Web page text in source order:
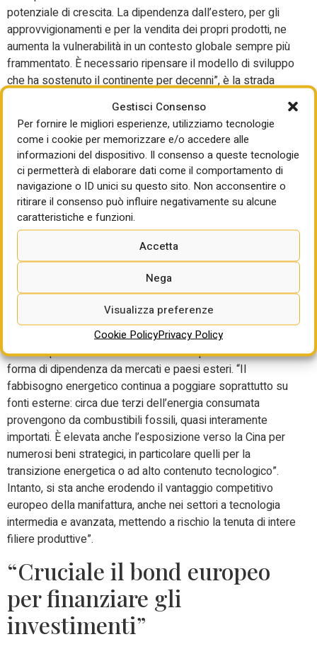
Gestisci Consenso
Per fornire le migliori esperienze, utilizziamo tecnologie
come i cookie per memorizzare e/o accedere alle
informazioni del dispositivo. Il consenso a queste tecnologie
ci permetterà di elaborare dati come il comportamento di
navigazione o ID unici su questo sito. Non acconsentire o
ritirare il consenso può influire negativamente su alcune
caratteristiche e funzioni.
Accetta
Nega
Visualizza preferenze
Cookie PolicyPrivacy Policy
potenziale di crescita. La dipendenza dall’estero, per gli
approvvigionamenti e per la vendita dei propri prodotti, ne
aumenta la vulnerabilità in un contesto globale sempre più
frammentato. È necessario ripensare il modello di sviluppo
che ha sostenuto il continente per decenni”, è la strada
indicata dal Governatore. Tocca il tasto dolente della bassa
produttività. “Negli ultimi trent’anni, la produttività del lavoro
nell’Unione europea è cresciuta del 40 per cento, oltre 25
punti percentuali in meno degli Stati Uniti. Dal 2019 il divario
si è ampliato: in Europa la produttività è aumentata del 2
per cento, contro il 10 negli Stati Uniti, dove è stata
sospinta soprattutto dai settori a tecnologia avanzata.
Questo ritardo riflette principalmente la difficoltà di
innovare”. Pesa la frammentazione tra i vari Stati della
spesa pubblica per ricerca e sviluppo, che per entità è
paragonabile a quella statunitense. “L’assenza di un
coordinamento efficace limita la possibilità di realizzare
progetti su scala continentale”. La capacità e la forza nella
ricerca scientifica “non si traduce in innovazione
produttiva”. C’è poi la questione dell’apertura internazionale
dell’Europa che in alcuni ambiti ha finito per tradursi in una
forma di dipendenza da mercati e paesi esteri. “Il
fabbisogno energetico continua a poggiare soprattutto su
fonti esterne: circa due terzi dell’energia consumata
provengono da combustibili fossili, quasi interamente
importati. È elevata anche l’esposizione verso la Cina per
numerosi beni strategici, in particolare quelli per la
transizione energetica o ad alto contenuto tecnologico”.
Intanto, si sta anche erodendo il vantaggio competitivo
europeo della manifattura, anche nei settori a tecnologia
intermedia e avanzata, mettendo a rischio la tenuta di intere
filiere produttive”.
“Cruciale il bond europeo
per finanziare gli
investimenti”